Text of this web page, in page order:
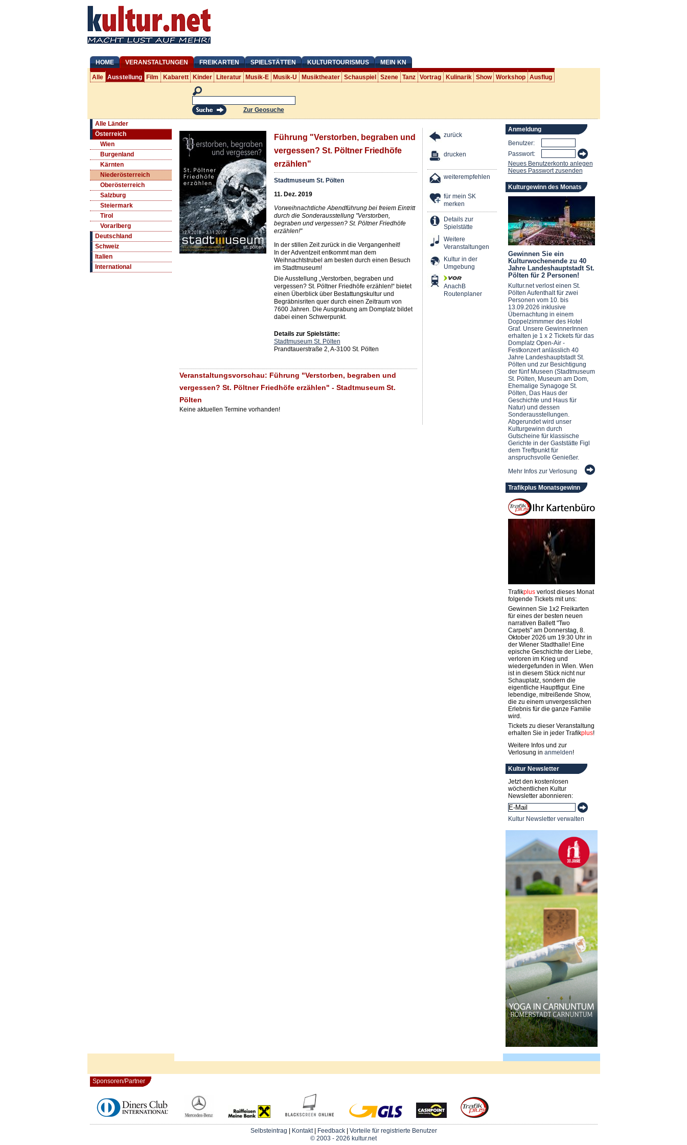
HOME VERANSTALTUNGEN FREIKARTEN SPIELSTÄTTEN KULTURTOURISMUS MEIN KN
Alle Ausstellung Film Kabarett Kinder Literatur Musik-E Musik-U Musiktheater Schauspiel Szene Tanz Vortrag Kulinarik Show Workshop Ausflug
Zur Geosuche
Alle Länder
Österreich
Wien
Burgenland
Kärnten
Niederösterreich
Oberösterreich
Salzburg
Steiermark
Tirol
Vorarlberg
Deutschland
Schweiz
Italien
International
Führung "Verstorben, begraben und
vergessen? St. Pöltner Friedhöfe
erzählen"
Stadtmuseum St. Pölten
11. Dez. 2019
Vorweihnachtliche Abendführung bei freiem Eintritt
durch die Sonderausstellung "Verstorben,
begraben und vergessen? St. Pöltner Friedhöfe
erzählen!"
In der stillen Zeit zurück in die Vergangenheit!
In der Adventzeit entkommt man dem
Weihnachtstrubel am besten durch einen Besuch
im Stadtmuseum!
Die Ausstellung „Verstorben, begraben und
vergessen? St. Pöltner Friedhöfe erzählen!“ bietet
einen Überblick über Bestattungskultur und
Begräbnisriten quer durch einen Zeitraum von
7600 Jahren. Die Ausgrabung am Domplatz bildet
dabei einen Schwerpunkt.
Details zur Spielstätte:
Stadtmuseum St. Pölten
Prandtauerstraße 2, A-3100 St. Pölten
Veranstaltungsvorschau: Führung "Verstorben, begraben und
vergessen? St. Pöltner Friedhöfe erzählen" - Stadtmuseum St.
Pölten
Keine aktuellen Termine vorhanden!
zurück
drucken
weiterempfehlen
für mein SK
merken
Details zur
Spielstätte
Weitere
Veranstaltungen
Kultur in der
Umgebung
AnachB
Routenplaner
Anmeldung
Benutzer:
Passwort:
Neues Benutzerkonto anlegen
Neues Passwort zusenden
Kulturgewinn des Monats
Gewinnen Sie ein
Kulturwochenende zu 40
Jahre Landeshauptstadt St.
Pölten für 2 Personen!
Kultur.net verlost einen St.
Pölten Aufenthalt für zwei
Personen vom 10. bis
13.09.2026 inklusive
Übernachtung in einem
Doppelzimmmer des Hotel
Graf. Unsere GewinnerInnen
erhalten je 1 x 2 Tickets für das
Domplatz Open-Air -
Festkonzert anlässlich 40
Jahre Landeshauptstadt St.
Pölten und zur Besichtigung
der fünf Museen (Stadtmuseum
St. Pölten, Museum am Dom,
Ehemalige Synagoge St.
Pölten, Das Haus der
Geschichte und Haus für
Natur) und dessen
Sonderausstellungen.
Abgerundet wird unser
Kulturgewinn durch
Gutscheine für klassische
Gerichte in der Gaststätte Figl
dem Treffpunkt für
anspruchsvolle Genießer.
Mehr Infos zur Verlosung
Trafikplus Monatsgewinn
Trafikplusverlost dieses Monat
folgende Tickets mit uns:
Gewinnen Sie 1x2 Freikarten
für eines der besten neuen
narrativen Ballett "Two
Carpets" am Donnerstag, 8.
Oktober 2026 um 19:30 Uhr in
der Wiener Stadthalle! Eine
epische Geschichte der Liebe,
verloren im Krieg und
wiedergefunden in Wien. Wien
ist in diesem Stück nicht nur
Schauplatz, sondern die
eigentliche Hauptfigur. Eine
lebendige, mitreißende Show,
die zu einem unvergesslichen
Erlebnis für die ganze Familie
wird.
Tickets zu dieser Veranstaltung
erhalten Sie in jeder Trafikplus!
Weitere Infos und zur
Verlosung in anmelden!
Kultur Newsletter
Jetzt den kostenlosen
wöchentlichen Kultur
Newsletter abonnieren:
Kultur Newsletter verwalten
Sponsoren/Partner
Selbsteintrag Kontakt| Feedback| Vorteile für registrierte Benutzer
© 2003 - 2026 kultur.net